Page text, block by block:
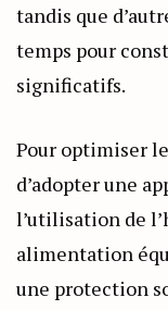
tandis que
temps pour
significatifs.
Pour optimiser
d’adopter une
l’utilisation de
alimentation
une protection